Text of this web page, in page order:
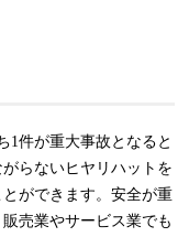
1件が重大事故となると
らないヒヤリハットを
ができます。安全が重
売業やサービス業でも